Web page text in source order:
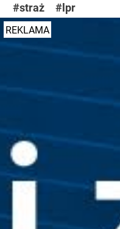
#straż #lpr
REKLAMA